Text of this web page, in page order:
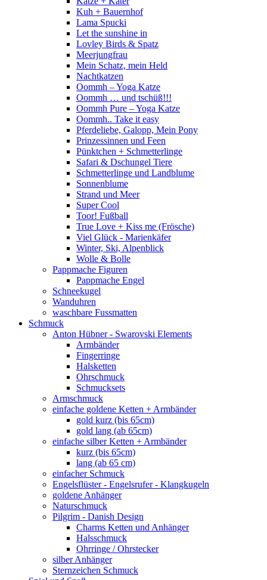
Kuh + Bauernhof
Lama Spucki
Let the sunshine in
Lovley Birds & Spatz
Meerjungfrau
Mein Schatz, mein Held
Nachtkatzen
Oommh – Yoga Katze
Oommh … und tschüß!!!
Oommh Pure – Yoga Katze
Oommh.. Take it easy
Pferdeliebe, Galopp, Mein Pony
Prinzessinnen und Feen
Pünktchen + Schmetterlinge
Safari & Dschungel Tiere
Schmetterlinge und Landblume
Sonnenblume
Strand und Meer
Super Cool
Toor! Fußball
True Love + Kiss me (Frösche)
Viel Glück - Marienkäfer
Winter, Ski, Alpenblick
Wolle & Bolle
Pappmache Figuren
Pappmache Engel
Schneekugel
Wanduhren
waschbare Fussmatten
Schmuck
Anton Hübner - Swarovski Elements
Armbänder
Fingerringe
Halsketten
Ohrschmuck
Schmucksets
Armschmuck
einfache goldene Ketten + Armbänder
gold kurz (bis 65cm)
gold lang (ab 65cm)
einfache silber Ketten + Armbänder
kurz (bis 65cm)
lang (ab 65 cm)
einfacher Schmuck
Engelsflüster - Engelsrufer - Klangkugeln
goldene Anhänger
Naturschmuck
Pilgrim - Danish Design
Charms Ketten und Anhänger
Halsschmuck
Ohrringe / Ohrstecker
silber Anhänger
Sternzeichen Schmuck